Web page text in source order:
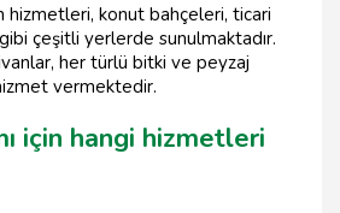
hizmetleri, konut bahçeleri, ticari
çeşitli yerlerde sunulmaktadır.
her türlü bitki ve peyzaj
vermektedir.
için hangi hizmetleri